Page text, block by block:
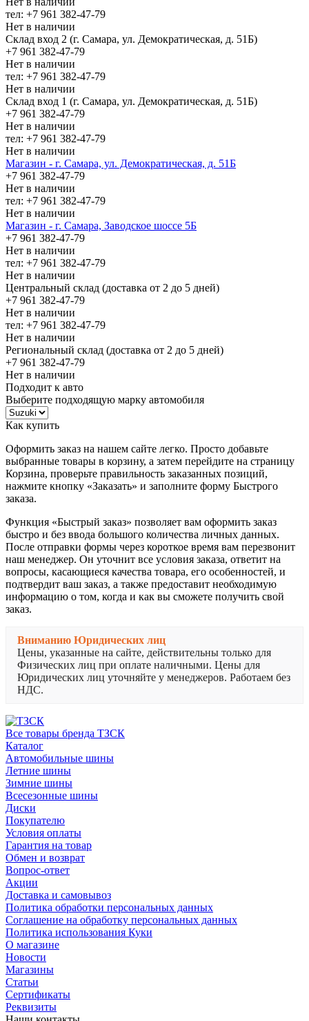
тел: +7 961 382-47-79
Нет в наличии
Склад вход 2 (г. Самара, ул. Демократическая, д. 51Б)
+7 961 382-47-79
Нет в наличии
тел: +7 961 382-47-79
Нет в наличии
Склад вход 1 (г. Самара, ул. Демократическая, д. 51Б)
+7 961 382-47-79
Нет в наличии
тел: +7 961 382-47-79
Нет в наличии
Магазин - г. Самара, ул. Демократическая, д. 51Б
+7 961 382-47-79
Нет в наличии
тел: +7 961 382-47-79
Нет в наличии
Магазин - г. Самара, Заводское шоссе 5Б
+7 961 382-47-79
Нет в наличии
тел: +7 961 382-47-79
Нет в наличии
Центральный склад (доставка от 2 до 5 дней)
+7 961 382-47-79
Нет в наличии
тел: +7 961 382-47-79
Нет в наличии
Региональный склад (доставка от 2 до 5 дней)
+7 961 382-47-79
Нет в наличии
Подходит к авто
Выберите подходящую марку автомобиля
Как купить
Оформить заказ на нашем сайте легко. Просто добавьте
выбранные товары в корзину, а затем перейдите на страницу
Корзина, проверьте правильность заказанных позиций,
нажмите кнопку «Заказать» и заполните форму Быстрого
заказа.
Функция «Быстрый заказ» позволяет вам оформить заказ
быстро и без ввода большого количества личных данных.
После отправки формы через короткое время вам перезвонит
наш менеджер. Он уточнит все условия заказа, ответит на
вопросы, касающиеся качества товара, его особенностей, и
подтвердит ваш заказ, а также предоставит необходимую
информацию о том, когда и как вы сможете получить свой
заказ.
Вниманию Юридических лиц
Цены, указанные на сайте, действительны только для
Физических лиц при оплате наличными. Цены для
Юридических лиц уточняйте у менеджеров. Работаем без
НДС.
Все товары бренда ТЗСК
Каталог
Автомобильные шины
Летние шины
Зимние шины
Всесезонные шины
Диски
Покупателю
Условия оплаты
Гарантия на товар
Обмен и возврат
Вопрос-ответ
Акции
Доставка и самовывоз
Политика обработки персональных данных
Соглашение на обработку персональных данных
Политика использования Куки
О магазине
Новости
Магазины
Статьи
Сертификаты
Реквизиты